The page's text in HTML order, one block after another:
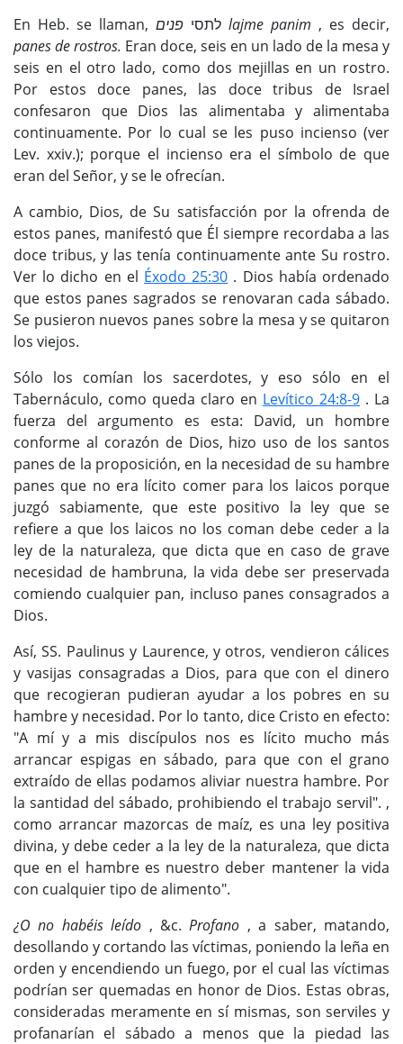
En Heb. se llaman, לתסי פנים lajme panim , es decir,
panes de rostros. Eran doce, seis en un lado de la mesa y
seis en el otro lado, como dos mejillas en un rostro.
Por estos doce panes, las doce tribus de Israel
confesaron que Dios las alimentaba y alimentaba
continuamente. Por lo cual se les puso incienso (ver
Lev. xxiv.); porque el incienso era el símbolo de que
eran del Señor, y se le ofrecían.
A cambio, Dios, de Su satisfacción por la ofrenda de
estos panes, manifestó que Él siempre recordaba a las
doce tribus, y las tenía continuamente ante Su rostro.
Ver lo dicho en el Éxodo 25:30 . Dios había ordenado
que estos panes sagrados se renovaran cada sábado.
Se pusieron nuevos panes sobre la mesa y se quitaron
los viejos.
Sólo los comían los sacerdotes, y eso sólo en el
Tabernáculo, como queda claro en Levítico 24:8-9 . La
fuerza del argumento es esta: David, un hombre
conforme al corazón de Dios, hizo uso de los santos
panes de la proposición, en la necesidad de su hambre
panes que no era lícito comer para los laicos porque
juzgó sabiamente, que este positivo la ley que se
refiere a que los laicos no los coman debe ceder a la
ley de la naturaleza, que dicta que en caso de grave
necesidad de hambruna, la vida debe ser preservada
comiendo cualquier pan, incluso panes consagrados a
Dios.
Así, SS. Paulinus y Laurence, y otros, vendieron cálices
y vasijas consagradas a Dios, para que con el dinero
que recogieran pudieran ayudar a los pobres en su
hambre y necesidad. Por lo tanto, dice Cristo en efecto:
"A mí y a mis discípulos nos es lícito mucho más
arrancar espigas en sábado, para que con el grano
extraído de ellas podamos aliviar nuestra hambre. Por
la santidad del sábado, prohibiendo el trabajo servil". ,
como arrancar mazorcas de maíz, es una ley positiva
divina, y debe ceder a la ley de la naturaleza, que dicta
que en el hambre es nuestro deber mantener la vida
con cualquier tipo de alimento".
¿O no habéis leído , &c.Profano , a saber, matando,
desollando y cortando las víctimas, poniendo la leña en
orden y encendiendo un fuego, por el cual las víctimas
podrían ser quemadas en honor de Dios. Estas obras,
consideradas meramente en sí mismas, son serviles y
profanarían el sábado a menos que la piedad las